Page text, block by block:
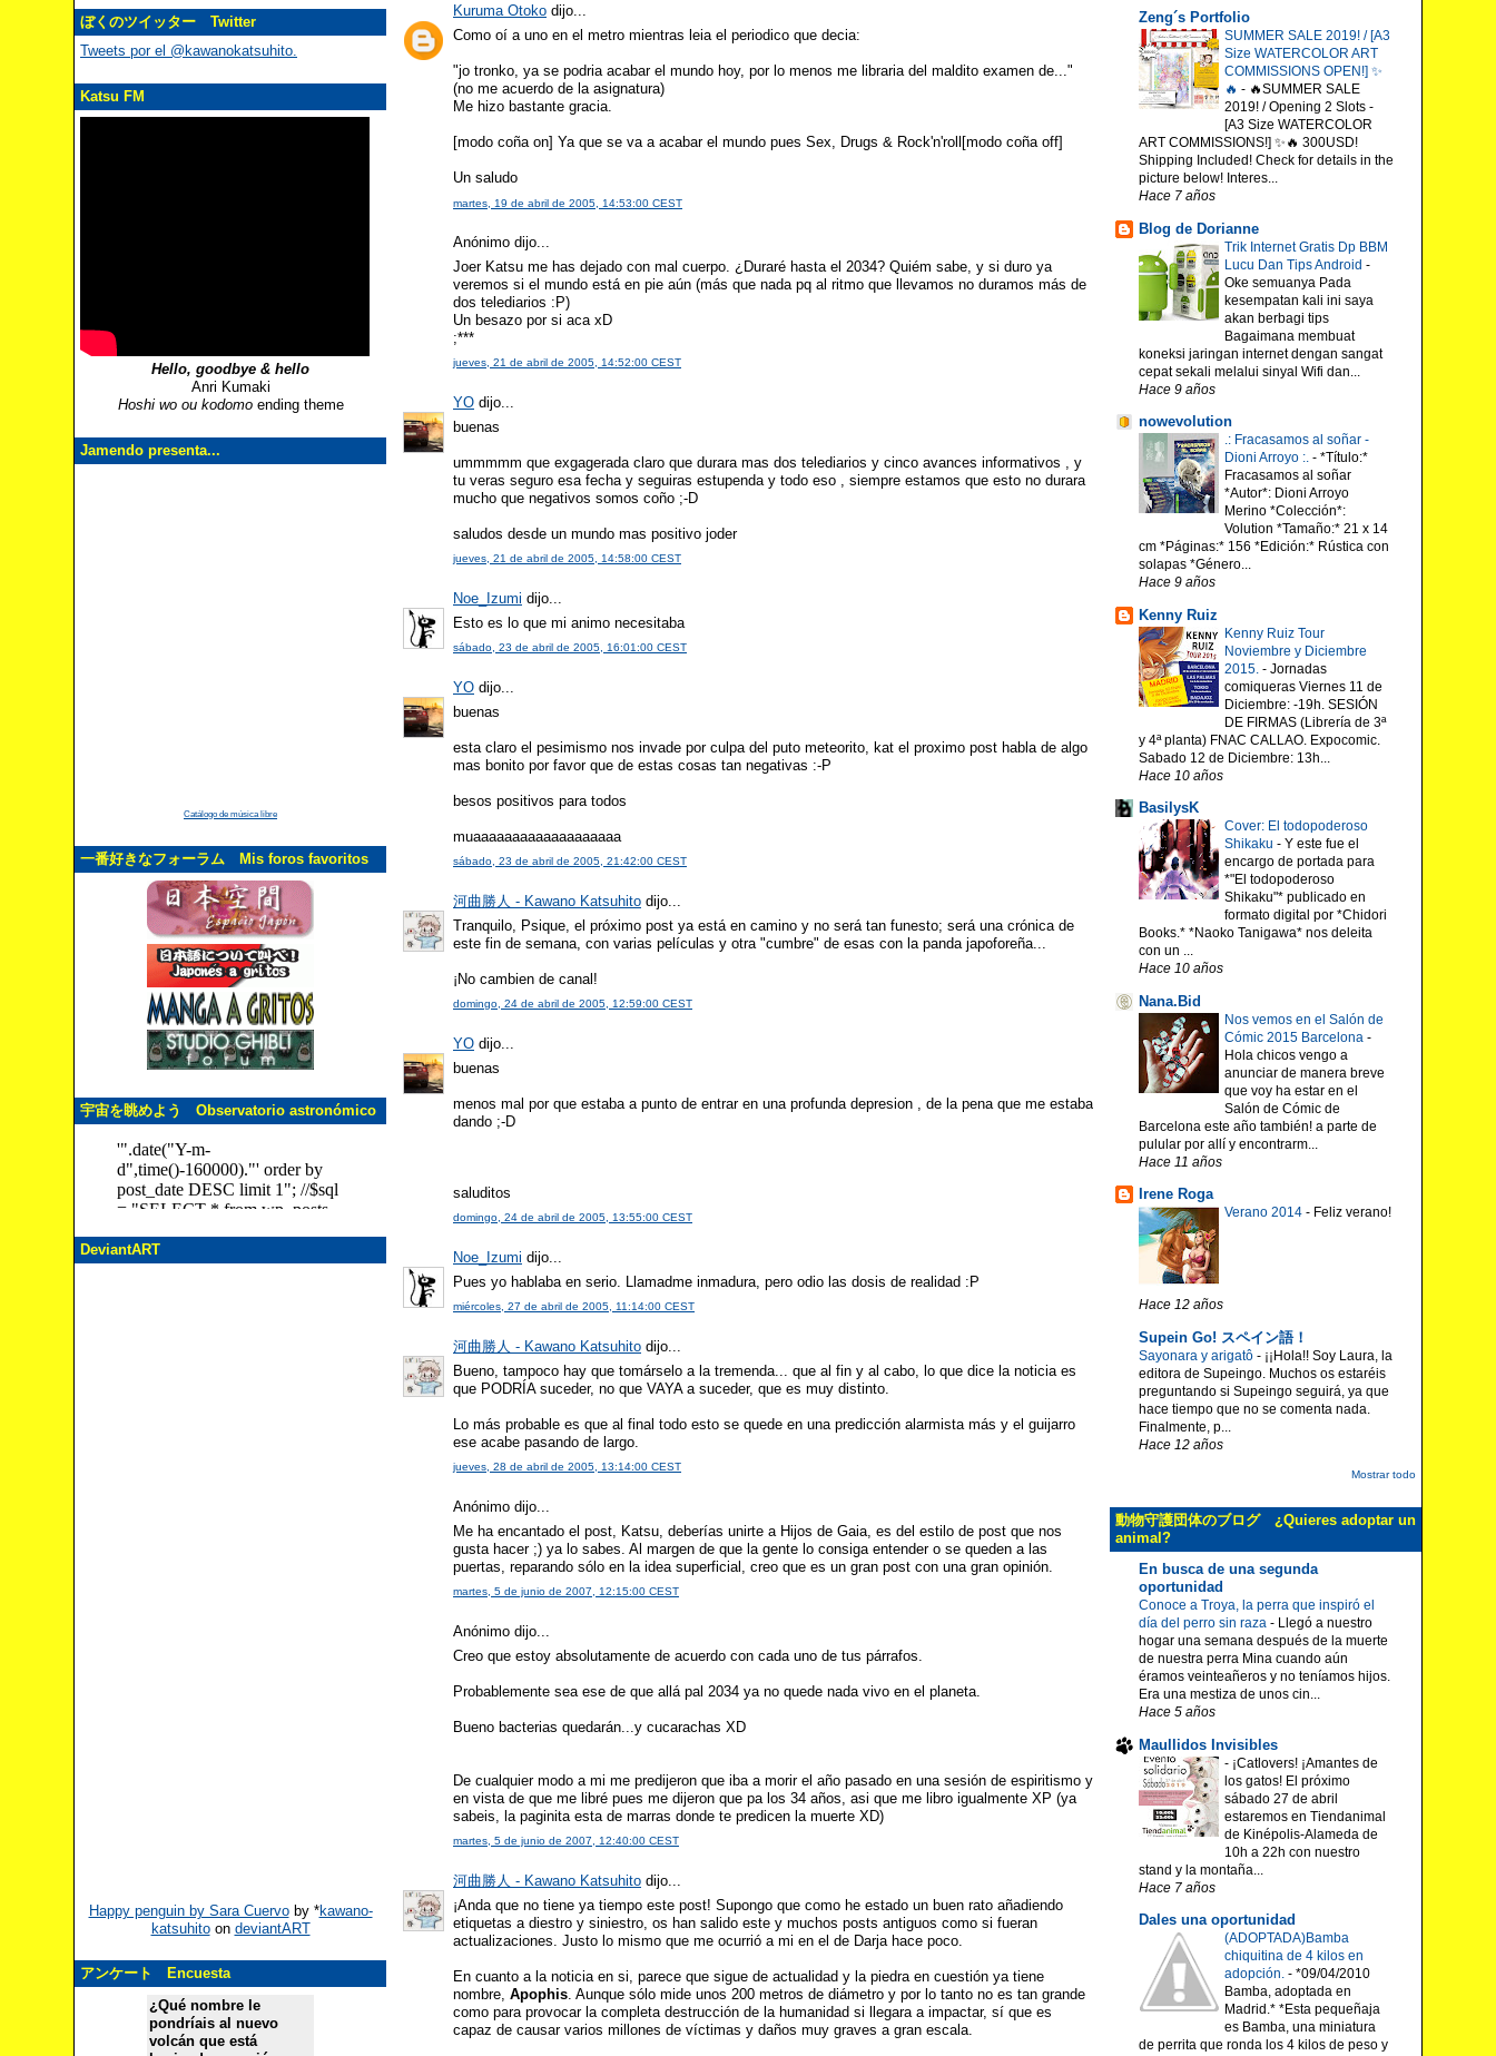
ぼくのツイッター Twitter
Tweets por el @kawanokatsuhito.
Katsu FM
Hello, goodbye & hello
Anri Kumaki
Hoshi wo ou kodomoending theme
Jamendo presenta...
Catálogo de música libre
一番好きなフォーラム Mis foros favoritos
宇宙を眺めよう Observatorio astronómico
DeviantART
Happy penguin by Sara Cuervoby *kawano-
katsuhitoon deviantART
アンケート Encuesta
¿Qué nombre le
pondríais al nuevo
volcán que está
Kuruma Otoko dijo...
Como oí a uno en el metro mientras leia el periodico que decia:
"jo tronko, ya se podria acabar el mundo hoy, por lo menos me libraria del maldito examen de..."
(no me acuerdo de la asignatura)
Me hizo bastante gracia.
[modo coña on] Ya que se va a acabar el mundo pues Sex, Drugs & Rock'n'roll[modo coña off]
Un saludo
martes, 19 de abril de 2005, 14:53:00 CEST
Anónimo dijo...
Joer Katsu me has dejado con mal cuerpo. ¿Duraré hasta el 2034? Quiém sabe, y si duro ya
veremos si el mundo está en pie aún (más que nada pq al ritmo que llevamos no duramos más de
dos telediarios :P)
Un besazo por si aca xD
;***
jueves, 21 de abril de 2005, 14:52:00 CEST
YO dijo...
buenas
ummmmm que exgagerada claro que durara mas dos telediarios y cinco avances informativos , y
tu veras seguro esa fecha y seguiras estupenda y todo eso , siempre estamos que esto no durara
mucho que negativos somos coño ;-D
saludos desde un mundo mas positivo joder
jueves, 21 de abril de 2005, 14:58:00 CEST
Noe_Izumi dijo...
Esto es lo que mi animo necesitaba
sábado, 23 de abril de 2005, 16:01:00 CEST
YO dijo...
buenas
esta claro el pesimismo nos invade por culpa del puto meteorito, kat el proximo post habla de algo
mas bonito por favor que de estas cosas tan negativas :-P
besos positivos para todos
muaaaaaaaaaaaaaaaaaaa
sábado, 23 de abril de 2005, 21:42:00 CEST
河曲勝人 - Kawano Katsuhito dijo...
Tranquilo, Psique, el próximo post ya está en camino y no será tan funesto; será una crónica de
este fin de semana, con varias películas y otra "cumbre" de esas con la panda japoforeña...
¡No cambien de canal!
domingo, 24 de abril de 2005, 12:59:00 CEST
YO dijo...
buenas
menos mal por que estaba a punto de entrar en una profunda depresion , de la pena que me estaba
dando ;-D
saluditos
domingo, 24 de abril de 2005, 13:55:00 CEST
Noe_Izumi dijo...
Pues yo hablaba en serio. Llamadme inmadura, pero odio las dosis de realidad :P
miércoles, 27 de abril de 2005, 11:14:00 CEST
河曲勝人 - Kawano Katsuhito dijo...
Bueno, tampoco hay que tomárselo a la tremenda... que al fin y al cabo, lo que dice la noticia es
que PODRÍA suceder, no que VAYA a suceder, que es muy distinto.
Lo más probable es que al final todo esto se quede en una predicción alarmista más y el guijarro
ese acabe pasando de largo.
jueves, 28 de abril de 2005, 13:14:00 CEST
Anónimo dijo...
Me ha encantado el post, Katsu, deberías unirte a Hijos de Gaia, es del estilo de post que nos
gusta hacer ;) ya lo sabes. Al margen de que la gente lo consiga entender o se queden a las
puertas, reparando sólo en la idea superficial, creo que es un gran post con una gran opinión.
martes, 5 de junio de 2007, 12:15:00 CEST
Anónimo dijo...
Creo que estoy absolutamente de acuerdo con cada uno de tus párrafos.
Probablemente sea ese de que allá pal 2034 ya no quede nada vivo en el planeta.
Bueno bacterias quedarán...y cucarachas XD
De cualquier modo a mi me predijeron que iba a morir el año pasado en una sesión de espiritismo y
en vista de que me libré pues me dijeron que pa los 34 años, asi que me libro igualmente XP (ya
sabeis, la paginita esta de marras donde te predicen la muerte XD)
martes, 5 de junio de 2007, 12:40:00 CEST
河曲勝人 - Kawano Katsuhito dijo...
¡Anda que no tiene ya tiempo este post! Supongo que como he estado un buen rato añadiendo
etiquetas a diestro y siniestro, os han salido este y muchos posts antiguos como si fueran
actualizaciones. Justo lo mismo que me ocurrió a mi en el de Darja hace poco.
En cuanto a la noticia en si, parece que sigue de actualidad y la piedra en cuestión ya tiene
nombre, Apophis. Aunque sólo mide unos 200 metros de diámetro y por lo tanto no es tan grande
como para provocar la completa destrucción de la humanidad si llegara a impactar, sí que es
capaz de causar varios millones de víctimas y daños muy graves a gran escala.
Zeng´s Portfolio
SUMMER SALE 2019! / [A3
Size WATERCOLOR ART
COMMISSIONS OPEN!] ✨
🔥 - 🔥SUMMER SALE
2019! / Opening 2 Slots -
[A3 Size WATERCOLOR
ART COMMISSIONS!] ✨🔥 300USD!
Shipping Included! Check for details in the
picture below! Interes...
Hace 7 años
Blog de Dorianne
Trik Internet Gratis Dp BBM
Lucu Dan Tips Android -
Oke semuanya Pada
kesempatan kali ini saya
akan berbagi tips
Bagaimana membuat
koneksi jaringan internet dengan sangat
cepat sekali melalui sinyal Wifi dan...
Hace 9 años
nowevolution
.: Fracasamos al soñar -
Dioni Arroyo :. - *Título:*
Fracasamos al soñar
*Autor*: Dioni Arroyo
Merino *Colección*:
Volution *Tamaño:* 21 x 14
cm *Páginas:* 156 *Edición:* Rústica con
solapas *Género...
Hace 9 años
Kenny Ruiz
Kenny Ruiz Tour
Noviembre y Diciembre
2015. - Jornadas
comiqueras Viernes 11 de
Diciembre: -19h. SESIÓN
DE FIRMAS (Librería de 3ª
y 4ª planta) FNAC CALLAO. Expocomic.
Sabado 12 de Diciembre: 13h...
Hace 10 años
BasilysK
Cover: El todopoderoso
Shikaku - Y este fue el
encargo de portada para
*"El todopoderoso
Shikaku"* publicado en
formato digital por *Chidori
Books.* *Naoko Tanigawa* nos deleita
con un ...
Hace 10 años
Nana.Bid
Nos vemos en el Salón de
Cómic 2015 Barcelona -
Hola chicos vengo a
anunciar de manera breve
que voy ha estar en el
Salón de Cómic de
Barcelona este año también! a parte de
pulular por allí y encontrarm...
Hace 11 años
Irene Roga
Verano 2014 - Feliz verano!
Hace 12 años
Supein Go! スペイン語！
Sayonara y arigatô - ¡¡Hola!! Soy Laura, la
editora de Supeingo. Muchos os estaréis
preguntando si Supeingo seguirá, ya que
hace tiempo que no se comenta nada.
Finalmente, p...
Hace 12 años
Mostrar todo
動物守護団体のブログ ¿Quieres adoptar un
animal?
En busca de una segunda
oportunidad
Conoce a Troya, la perra que inspiró el
día del perro sin raza - Llegó a nuestro
hogar una semana después de la muerte
de nuestra perra Mina cuando aún
éramos veinteañeros y no teníamos hijos.
Era una mestiza de unos cin...
Hace 5 años
Maullidos Invisibles
- ¡Catlovers! ¡Amantes de
los gatos! El próximo
sábado 27 de abril
estaremos en Tiendanimal
de Kinépolis-Alameda de
10h a 22h con nuestro
stand y la montaña...
Hace 7 años
Dales una oportunidad
(ADOPTADA)Bamba
chiquitina de 4 kilos en
adopción. - *09/04/2010
Bamba, adoptada en
Madrid.* *Esta pequeñaja
es Bamba, una miniatura
de perrita que ronda los 4 kilos de peso y